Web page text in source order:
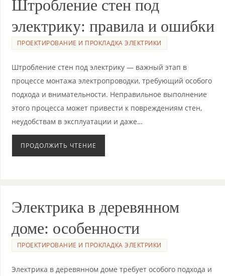
Штробление стен под
электрику: правила и ошибки
ПРОЕКТИРОВАНИЕ И ПРОКЛАДКА ЭЛЕКТРИКИ
Штробление стен под электрику — важный этап в
процессе монтажа электропроводки, требующий особого
подхода и внимательности. Неправильное выполнение
этого процесса может привести к повреждениям стен,
неудобствам в эксплуатации и даже…
ПРОДОЛЖИТЬ ЧТЕНИЕ
Электрика в деревянном
доме: особенности
ПРОЕКТИРОВАНИЕ И ПРОКЛАДКА ЭЛЕКТРИКИ
Электрика в деревянном доме требует особого подхода и